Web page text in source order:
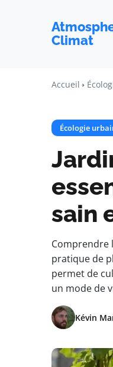
Climat
Accueil
Écologie
sain
Comprendre
pratique de
permet de
un mode de
Kévin